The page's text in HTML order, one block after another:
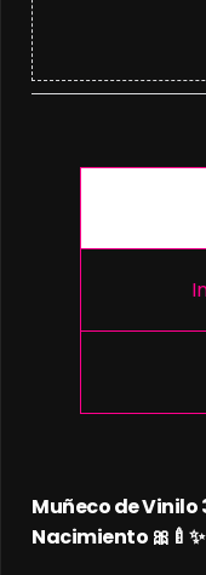
Muñeco de
Nacimiento 🎀🍼✨